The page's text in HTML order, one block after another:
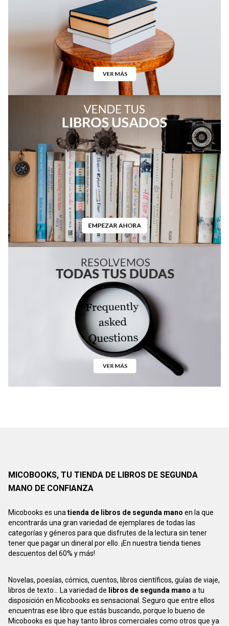
MICOBOOKS, TU TIENDA DE LIBROS DE SEGUNDA
MANO DE CONFIANZA
Micobooks es unatienda de libros de segunda mano en la que
encontrarás una gran variedad de ejemplares de todas las
categorías y géneros para que disfrutes de la lectura sin tener
tener que pagar un dineral por ello. ¡En nuestra tienda tienes
descuentos del 60% y más!
Novelas, poesías, cómics, cuentos, libros científicos, guías de viaje,
libros de texto... La variedad de libros de segunda mano a tu
disposición en Micobooks es sensacional. Seguro que entre ellos
encuentras ese libro que estás buscando, porque lo bueno de
Micobooks es que hay tanto libros comerciales como otros que ya